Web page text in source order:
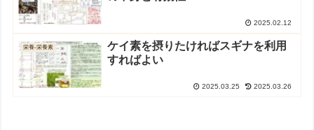
2025.02.12
栄養-栄養素
ケイ素を摂りたければスギナを利用
すればよい
2025.03.25 2025.03.26